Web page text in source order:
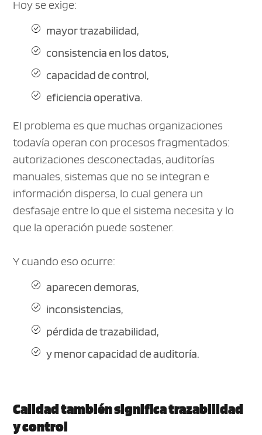
Hoy se exige:
mayor trazabilidad,
consistencia en los datos,
capacidad de control,
eficiencia operativa.
El problema es que muchas organizaciones
todavía operan con procesos fragmentados:
autorizaciones desconectadas, auditorías
manuales, sistemas que no se integran e
información dispersa, lo cual genera un
desfasaje entre lo que el sistema necesita y lo
que la operación puede sostener.
Y cuando eso ocurre:
aparecen demoras,
inconsistencias,
pérdida de trazabilidad,
y menor capacidad de auditoría.
Calidad también significa trazabilidad
y control